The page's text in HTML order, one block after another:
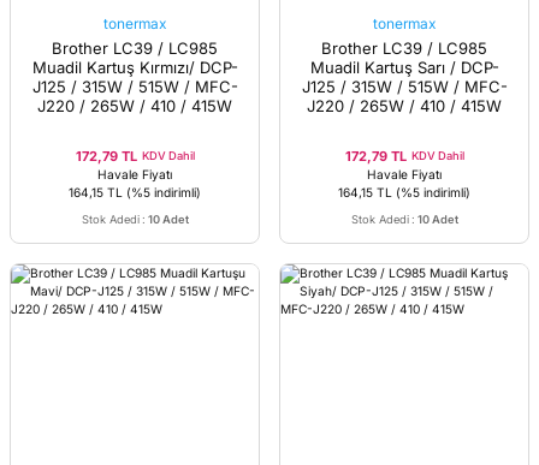
tonermax
Brother LC39 / LC985
Muadil Kartuş Kırmızı/ DCP-
J125 / 315W / 515W / MFC-
J220 / 265W / 410 / 415W
172,79 TL KDV Dahil
Havale Fiyatı
164,15 TL (%5 indirimli)
Stok Adedi : 10 Adet
tonermax
Brother LC39 / LC985
Muadil Kartuş Sarı / DCP-
J125 / 315W / 515W / MFC-
J220 / 265W / 410 / 415W
172,79 TL KDV Dahil
Havale Fiyatı
164,15 TL (%5 indirimli)
Stok Adedi : 10 Adet